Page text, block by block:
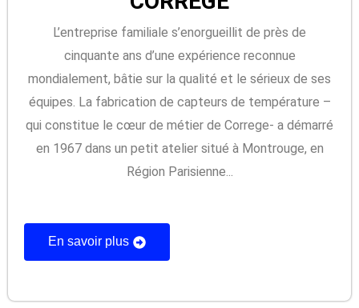
L’entreprise familiale s’enorgueillit de près de
cinquante ans d’une expérience reconnue
mondialement, bâtie sur la qualité et le sérieux de ses
équipes. La fabrication de capteurs de température –
qui constitue le cœur de métier de Correge- a démarré
en 1967 dans un petit atelier situé à Montrouge, en
Région Parisienne...
En savoir plus